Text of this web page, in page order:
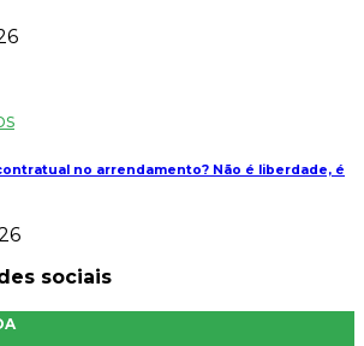
no arrendamento? Não é liberdade, é
sociais